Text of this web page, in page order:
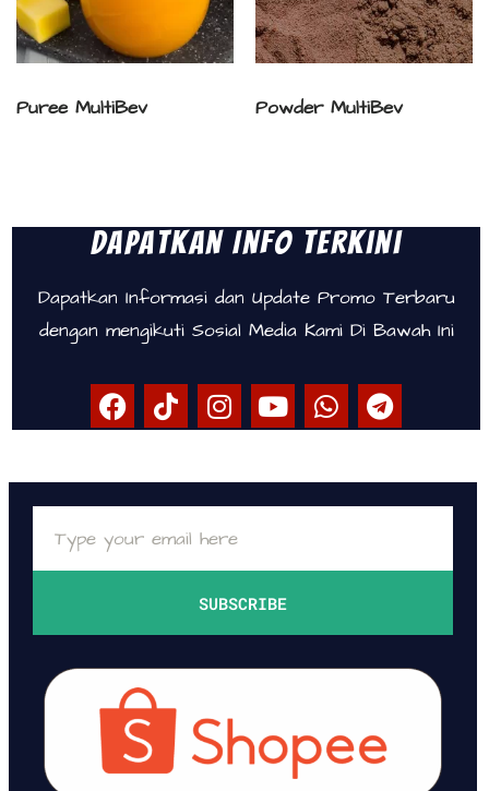
Puree MultiBev Powder MultiBev
Dapatkan Info Terkini
Dapatkan Informasi dan Update Promo Terbaru
dengan mengikuti Sosial Media Kami Di Bawah Ini
SUBSCRIBE